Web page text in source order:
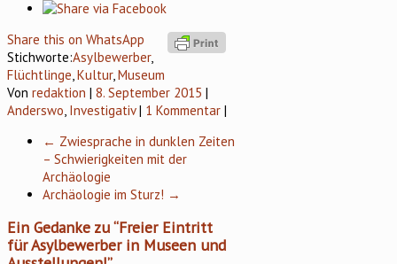
Share this on WhatsApp
Stichworte:Asylbewerber,
Flüchtlinge Kultur, Museum
Von redaktion | 8. September 2015 |
Anderswo Investigativ| 1 Kommentar |
← Zwiesprache in dunklen Zeiten
– Schwierigkeiten mit der
Archäologie
Archäologie im Sturz! →
Ein Gedanke zu “Freier Eintritt
für Asylbewerber in Museen und